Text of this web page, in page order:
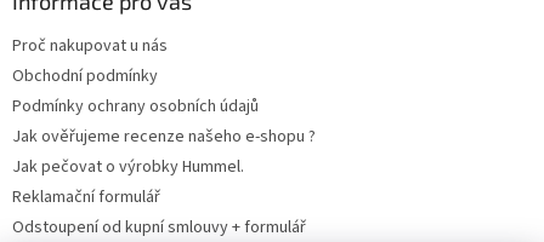
Proč nakupovat u nás
Obchodní podmínky
Podmínky ochrany osobních údajů
Jak ověřujeme recenze našeho e-shopu ?
Jak pečovat o výrobky Hummel.
Reklamační formulář
Odstoupení od kupní smlouvy + formulář